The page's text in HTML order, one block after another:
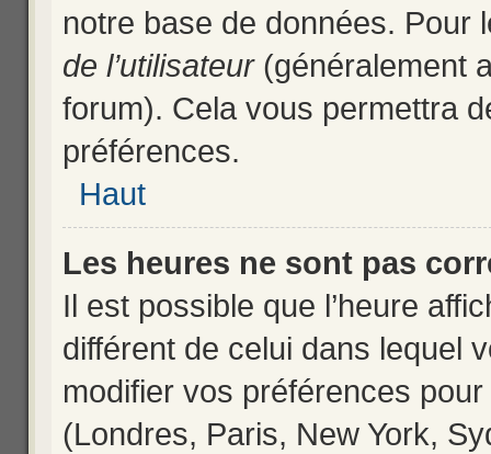
notre base de données. Pour
de l’utilisateur(généralement
forum). Cela vous permettra
préférences.
Haut
Les heures ne sont pas
Il est possible que l’heure
différent de celui dans lequel
modifier vos préférences
(Londres, Paris, New York,